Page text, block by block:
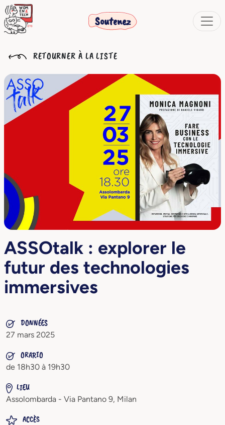
Soutenez
RETOURNER À LA LISTE
ASSOtalk : explorer le
futur des technologies
immersives
DONNÉES
27 mars 2025
ORARIO
de 18h30 à 19h30
LIEU
Assolombarda - Via Pantano 9, Milan
ACCÈS